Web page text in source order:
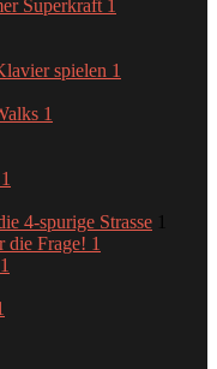
Superkraft 1
spielen 1
1
1
4-spurige Strasse 1
die Frage! 1
1